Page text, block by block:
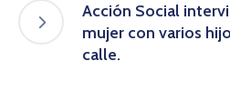
Acción Social
mujer con varios
calle.